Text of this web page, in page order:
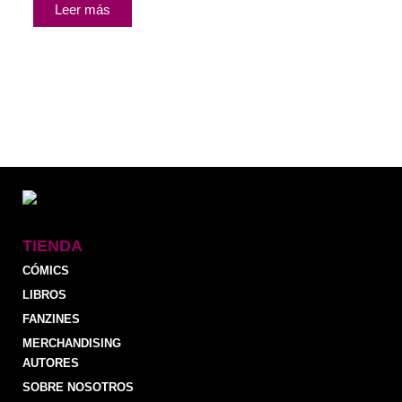
Leer más
TIENDA
CÓMICS
LIBROS
FANZINES
MERCHANDISING
AUTORES
SOBRE NOSOTROS